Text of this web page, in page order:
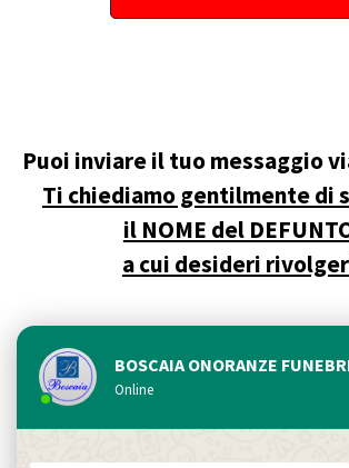
Puoi inviare il tuo messaggio
Ti chiediamo gentilmente di
il NOME del
a cui desideri
BOSCAIA ONORANZE
Online